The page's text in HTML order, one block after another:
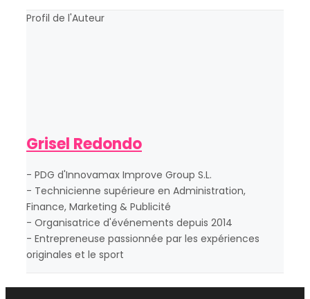
Profil de l'Auteur
Grisel Redondo
- PDG d'Innovamax Improve Group S.L.
- Technicienne supérieure en Administration,
Finance, Marketing & Publicité
- Organisatrice d'événements depuis 2014
- Entrepreneuse passionnée par les expériences
originales et le sport